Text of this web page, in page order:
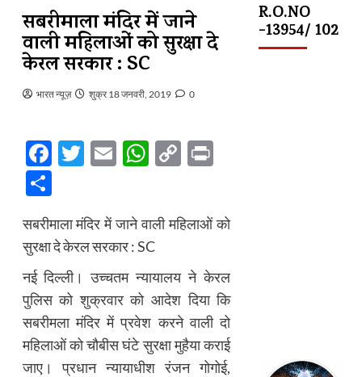
सबरीमाला मंदिर में जाने
वाली महिलाओं को सुरक्षा दे
केरल सरकार : SC
भारत न्यूज़ शुक्र 18 जनवरी, 2019 0
Facebook
Twitter
EmailWhatsApp
CopyPrint
Share
सबरीमाला मंदिर में जाने वाली महिलाओं को
सुरक्षा दे केरल सरकार : SC
नई दिल्ली। उच्चतम न्यायालय ने केरल
पुलिस को शुक्रवार को आदेश दिया कि
सबरीमला मंदिर में प्रवेश करने वाली दो
महिलाओं को चौबीस घंटे सुरक्षा मुहैया कराई
जाए। प्रधान न्यायाधीश रंजन गोगोई,
R.O.NO
-13954/ 102